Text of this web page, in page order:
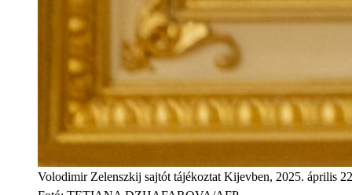
Volodimir Zelenszkij sajtót tájékoztat Kijevben, 2025. április